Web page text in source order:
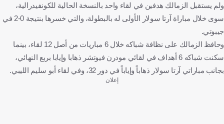
ولم يستقبل الزمالك هدفين في لقاء واحد بالنسخة الحالية للكونفيدرالية،
سوى خلال مباراة آرتا سولار الأولى له بالبطولة، والتي خسرها بنتيجة 0-2 في
جيبوتي.
وحافظ الزمالك على نظافة شباكه خلال 6 مباريات من أصل 12 لقاء، بينما
سكنت شباكه 6 أهداف في لقائي مودرن فيوتشر ذهابا وإيابا بربع النهائي،
بجانب مباراتي آرتا سولار ذهاباً وإياباً في دور 32، وفي لقاء أبو سليم الليبي.
إعلان